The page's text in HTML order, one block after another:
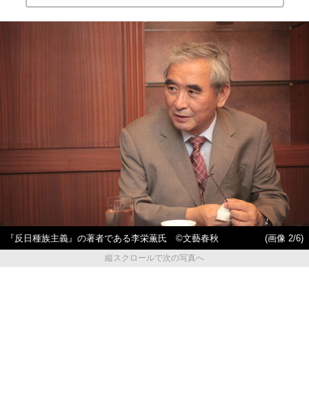
『反日種族主義』の著者である李栄薫氏 ©文藝春秋
(画像 2/6)
縦スクロールで次の写真へ